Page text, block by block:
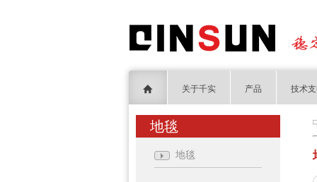
关于千实 产品 技术
地毯
地毯